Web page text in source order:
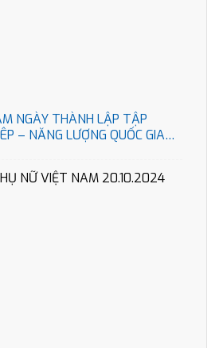
NGÀY THÀNH LẬP TẬP
– NĂNG LƯỢNG QUỐC GIA